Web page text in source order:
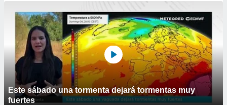
Este sábado una tormenta dejará tormentas muy
fuertes